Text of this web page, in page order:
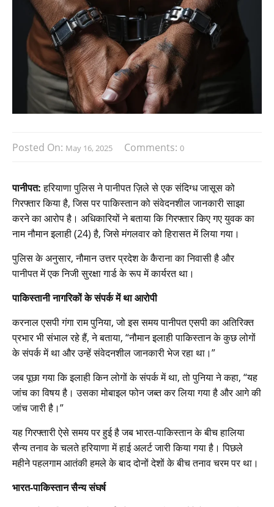
Posted On: May 16, 2025 Comments: 0
पानीपत:हरियाणा पुलिस ने पानीपत ज़िले से एक संदिग्ध जासूस को
गिरफ्तार किया है, जिस पर पाकिस्तान को संवेदनशील जानकारी साझा
करने का आरोप है। अधिकारियों ने बताया कि गिरफ्तार किए गए युवक का
नाम नौमान इलाही (24) है, जिसे मंगलवार को हिरासत में लिया गया।
पुलिस के अनुसार, नौमान उत्तर प्रदेश के कैराना का निवासी है और
पानीपत में एक निजी सुरक्षा गार्ड के रूप में कार्यरत था।
पाकिस्तानी नागरिकों के संपर्क में था आरोपी
करनाल एसपी गंगा राम पुनिया, जो इस समय पानीपत एसपी का अतिरिक्त
प्रभार भी संभाल रहे हैं, ने बताया, “नौमान इलाही पाकिस्तान के कुछ लोगों
के संपर्क में था और उन्हें संवेदनशील जानकारी भेज रहा था।”
जब पूछा गया कि इलाही किन लोगों के संपर्क में था, तो पुनिया ने कहा, “यह
जांच का विषय है। उसका मोबाइल फोन जब्त कर लिया गया है और आगे की
जांच जारी है।”
यह गिरफ्तारी ऐसे समय पर हुई है जब भारत-पाकिस्तान के बीच हालिया
सैन्य तनाव के चलते हरियाणा में हाई अलर्ट जारी किया गया है। पिछले
महीने पहलगाम आतंकी हमले के बाद दोनों देशों के बीच तनाव चरम पर था।
भारत-पाकिस्तान सैन्य संघर्ष